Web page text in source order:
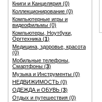
Книги и Канцелярия (0)
Коллекционирование (0)
Компьютерные игры и
видеофильмы (0)
Компьютеры, Ноутбуки,
Оргтехника (1)
Медицина, здоровье, красота
(0)
Мобильные телефоны,
Смартфоны (3)
Музыка и Инструменты (0)
НЕДВИЖИМОСТЬ (0)
ОДЕЖДА и ОБУВЬ (3)
Отдых и путешествия (0)